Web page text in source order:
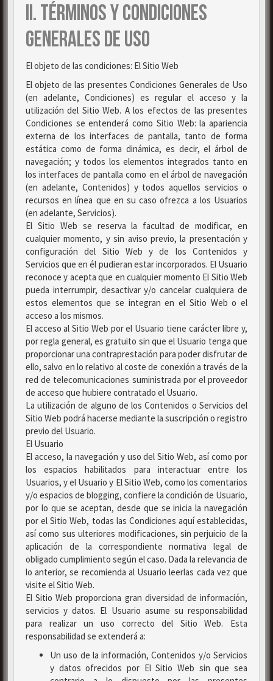
II. TÉRMINOS Y CONDICIONES
GENERALES DE USO
El objeto de las condiciones: El Sitio Web
El objeto de las presentes Condiciones Generales de Uso
(en adelante, Condiciones) es regular el acceso y la
utilización del Sitio Web. A los efectos de las presentes
Condiciones se entenderá como Sitio Web: la apariencia
externa de los interfaces de pantalla, tanto de forma
estática como de forma dinámica, es decir, el árbol de
navegación; y todos los elementos integrados tanto en
los interfaces de pantalla como en el árbol de navegación
(en adelante, Contenidos) y todos aquellos servicios o
recursos en línea que en su caso ofrezca a los Usuarios
(en adelante, Servicios).
El Sitio Web se reserva la facultad de modificar, en
cualquier momento, y sin aviso previo, la presentación y
configuración del Sitio Web y de los Contenidos y
Servicios que en él pudieran estar incorporados. El Usuario
reconoce y acepta que en cualquier momento El Sitio Web
pueda interrumpir, desactivar y/o cancelar cualquiera de
estos elementos que se integran en el Sitio Web o el
acceso a los mismos.
El acceso al Sitio Web por el Usuario tiene carácter libre y,
por regla general, es gratuito sin que el Usuario tenga que
proporcionar una contraprestación para poder disfrutar de
ello, salvo en lo relativo al coste de conexión a través de la
red de telecomunicaciones suministrada por el proveedor
de acceso que hubiere contratado el Usuario.
La utilización de alguno de los Contenidos o Servicios del
Sitio Web podrá hacerse mediante la suscripción o registro
previo del Usuario.
El Usuario
El acceso, la navegación y uso del Sitio Web, así como por
los espacios habilitados para interactuar entre los
Usuarios, y el Usuario y El Sitio Web, como los comentarios
y/o espacios de blogging, confiere la condición de Usuario,
por lo que se aceptan, desde que se inicia la navegación
por el Sitio Web, todas las Condiciones aquí establecidas,
así como sus ulteriores modificaciones, sin perjuicio de la
aplicación de la correspondiente normativa legal de
obligado cumplimiento según el caso. Dada la relevancia de
lo anterior, se recomienda al Usuario leerlas cada vez que
visite el Sitio Web.
El Sitio Web proporciona gran diversidad de información,
servicios y datos. El Usuario asume su responsabilidad
para realizar un uso correcto del Sitio Web. Esta
responsabilidad se extenderá a:
Un uso de la información, Contenidos y/o Servicios
y datos ofrecidos por El Sitio Web sin que sea